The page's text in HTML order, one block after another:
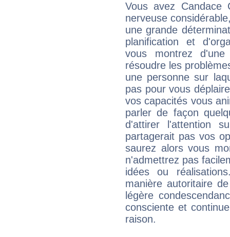
Vous avez Candace
nerveuse
une grande
planification et
vous montrez
résoudre les
une personne sur
pas pour vous
vos capacités vous
parler de façon
d'attirer l'attention
partagerait pas vos
saurez alors vous
n'admettrez pas
idées ou
manière autoritaire
légère
consciente et
raison.